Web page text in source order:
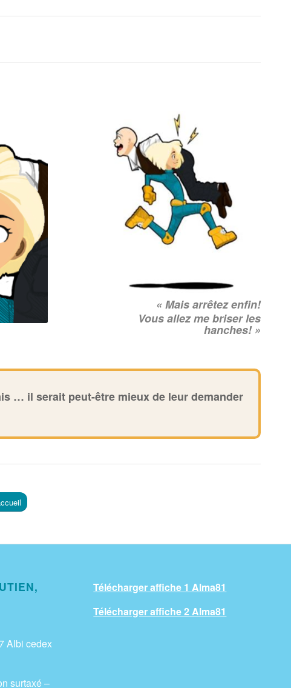
« Mais arrêtez enfin!
Vous allez me briser les
hanches! »
… il serait peut-être mieux de leur demander
Albi cedex
surtaxé –
Télécharger affiche 1 Alma81
Télécharger affiche 2 Alma81